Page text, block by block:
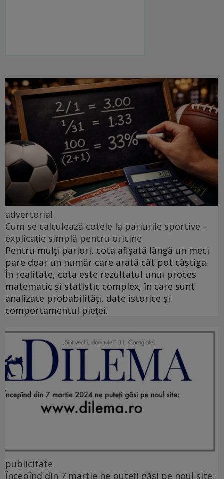
advertorial
Cum se calculează cotele la pariurile sportive –
explicație simplă pentru oricine
Pentru mulți pariori, cota afișată lângă un meci
pare doar un număr care arată cât pot câștiga.
În realitate, cota este rezultatul unui proces
matematic și statistic complex, în care sunt
analizate probabilități, date istorice și
comportamentul pieței.
publicitate
Începînd din 7 martie ne puteți găsi pe noul site: